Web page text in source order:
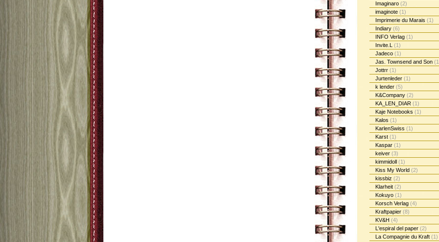
Imaginaro (2)
imaginote (1)
Imprimerie du Marais (1)
Indiary (6)
INFO Verlag (1)
Invite.L (1)
Jadeco (1)
Jas. Townsend and Son
Jottrr (1)
Jurtenleder (1)
k lender (5)
K&Company (2)
KA_LEN_DIAR (1)
Kaje Notebooks (1)
Kalos (1)
KarlenSwiss (1)
Karst (1)
Kaspar (1)
keiver (3)
kimmidoll (1)
Kiss My World (2)
kissbiz (2)
Klarheit (2)
Kokuyo (1)
Korsch Verlag (4)
Kraftpapier (8)
KV&H (4)
L'espiral del paper (2)
La Compagnie du Kraft (1)